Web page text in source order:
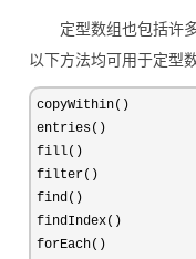
定型数组也包括许多
以下方法均可用于定型
copyWithin()
entries()
fill()
filter()
find()
findIndex()
forEach()